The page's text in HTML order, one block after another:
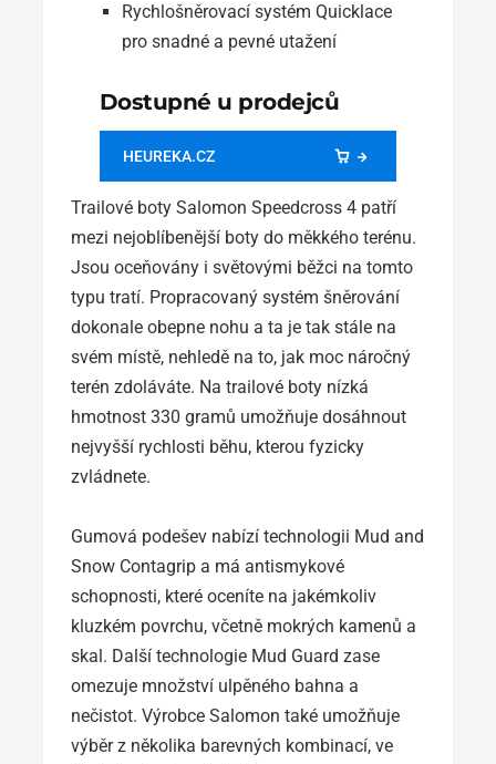
Rychlošněrovací systém Quicklace
pro snadné a pevné utažení
Dostupné u prodejců
HEUREKA.CZ
Trailové boty Salomon Speedcross 4 patří
mezi nejoblíbenější boty do měkkého terénu.
Jsou oceňovány i světovými běžci na tomto
typu tratí. Propracovaný systém šněrování
dokonale obepne nohu a ta je tak stále na
svém místě, nehledě na to, jak moc náročný
terén zdoláváte. Na trailové boty nízká
hmotnost 330 gramů umožňuje dosáhnout
nejvyšší rychlosti běhu, kterou fyzicky
zvládnete.
Gumová podešev nabízí technologii Mud and
Snow Contagrip a má antismykové
schopnosti, které oceníte na jakémkoliv
kluzkém povrchu, včetně mokrých kamenů a
skal. Další technologie Mud Guard zase
omezuje množství ulpěného bahna a
nečistot. Výrobce Salomon také umožňuje
výběr z několika barevných kombinací, ve